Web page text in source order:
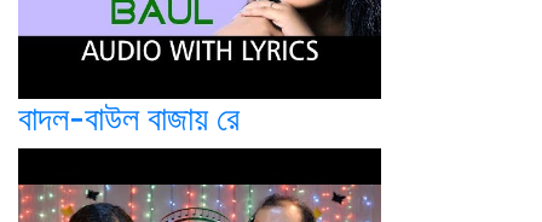
বাদল-বাউল বাজায় রে